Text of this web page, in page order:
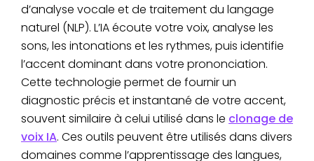
d’analyse vocale et de traitement du langage
naturel (NLP). L’IA écoute votre voix, analyse les
sons, les intonations et les rythmes, puis identifie
l’accent dominant dans votre prononciation.
Cette technologie permet de fournir un
diagnostic précis et instantané de votre accent,
souvent similaire à celui utilisé dans le clonage de
voix IA. Ces outils peuvent être utilisés dans divers
domaines comme l’apprentissage des langues,